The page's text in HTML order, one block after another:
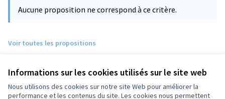
Informations sur les cookies utilisés sur le site web
Nous utilisons des cookies sur notre site Web pour améliorer la
performance et les contenus du site. Les cookies nous permettent
Aucune proposition ne correspond à ce critère.
Voir toutes les propositions